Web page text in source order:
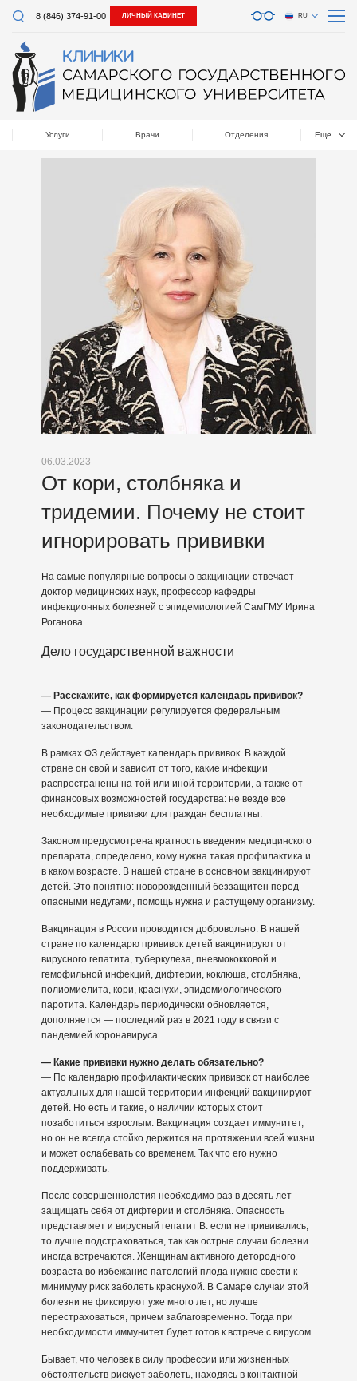
8 (846) 374-91-00 ЛИЧНЫЙ КАБИНЕТ RU
Услуги Врачи Отделения Еще
06.03.2023
От кори, столбняка и
тридемии. Почему не стоит
игнорировать прививки
На самые популярные вопросы о вакцинации отвечает
доктор медицинских наук, профессор кафедры
инфекционных болезней с эпидемиологией СамГМУ Ирина
Роганова.
Дело государственной важности
— Расскажите, как формируется календарь прививок?
— Процесс вакцинации регулируется федеральным
законодательством.
В рамках ФЗ действует календарь прививок. В каждой
стране он свой и зависит от того, какие инфекции
распространены на той или иной территории, а также от
финансовых возможностей государства: не везде все
необходимые прививки для граждан бесплатны.
Законом предусмотрена кратность введения медицинского
препарата, определено, кому нужна такая профилактика и
в каком возрасте. В нашей стране в основном вакцинируют
детей. Это понятно: новорожденный беззащитен перед
опасными недугами, помощь нужна и растущему организму.
Вакцинация в России проводится добровольно. В нашей
стране по календарю прививок детей вакцинируют от
вирусного гепатита, туберкулеза, пневмококковой и
гемофильной инфекций, дифтерии, коклюша, столбняка,
полиомиелита, кори, краснухи, эпидемиологического
паротита. Календарь периодически обновляется,
дополняется — последний раз в 2021 году в связи с
пандемией коронавируса.
— Какие прививки нужно делать обязательно?
— По календарю профилактических прививок от наиболее
актуальных для нашей территории инфекций вакцинируют
детей. Но есть и такие, о наличии которых стоит
позаботиться взрослым. Вакцинация создает иммунитет,
но он не всегда стойко держится на протяжении всей жизни
и может ослабевать со временем. Так что его нужно
поддерживать.
После совершеннолетия необходимо раз в десять лет
защищать себя от дифтерии и столбняка. Опасность
представляет и вирусный гепатит B: если не прививались,
то лучше подстраховаться, так как острые случаи болезни
иногда встречаются. Женщинам активного детородного
возраста во избежание патологий плода нужно свести к
минимуму риск заболеть краснухой. В Самаре случаи этой
болезни не фиксируют уже много лет, но лучше
перестраховаться, причем заблаговременно. Тогда при
необходимости иммунитет будет готов к встрече с вирусом.
Бывает, что человек в силу профессии или жизненных
обстоятельств рискует заболеть, находясь в контактной